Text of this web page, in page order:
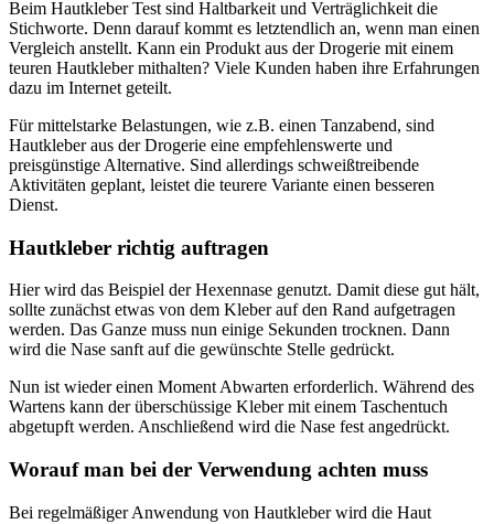
Beim Hautkleber Test sind Haltbarkeit und Verträglichkeit die
Stichworte. Denn darauf kommt es letztendlich an, wenn man einen
Vergleich anstellt. Kann ein Produkt aus der Drogerie mit einem
teuren Hautkleber mithalten? Viele Kunden haben ihre Erfahrungen
dazu im Internet geteilt.
Für mittelstarke Belastungen, wie z.B. einen Tanzabend, sind
Hautkleber aus der Drogerie eine empfehlenswerte und
preisgünstige Alternative. Sind allerdings schweißtreibende
Aktivitäten geplant, leistet die teurere Variante einen besseren
Dienst.
Hautkleber richtig auftragen
Hier wird das Beispiel der Hexennase genutzt. Damit diese gut hält,
sollte zunächst etwas von dem Kleber auf den Rand aufgetragen
werden. Das Ganze muss nun einige Sekunden trocknen. Dann
wird die Nase sanft auf die gewünschte Stelle gedrückt.
Nun ist wieder einen Moment Abwarten erforderlich. Während des
Wartens kann der überschüssige Kleber mit einem Taschentuch
abgetupft werden. Anschließend wird die Nase fest angedrückt.
Worauf man bei der Verwendung achten muss
Bei regelmäßiger Anwendung von Hautkleber wird die Haut